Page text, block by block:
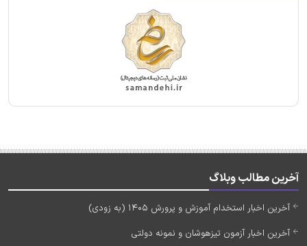
آخرین مطالب وبلاگ
آخرین اخبار استخدام آموزش و پرورش 1405 (به زودی)
آخرین اخبار آزمون تیزهوشان و نمونه دولتی